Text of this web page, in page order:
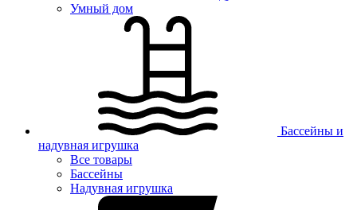
Умный дом
Бассейны и
надувная игрушка
Все товары
Бассейны
Надувная игрушка